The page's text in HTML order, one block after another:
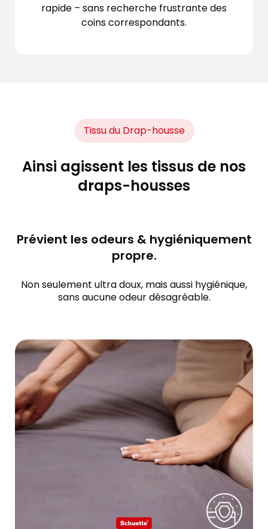
rapide – sans recherche frustrante des
coins correspondants.
Tissu du Drap-housse
Ainsi agissent les tissus de nos
draps-housses
Prévient les odeurs & hygiéniquement
propre.
Non seulement ultra doux, mais aussi hygiénique,
sans aucune odeur désagréable.